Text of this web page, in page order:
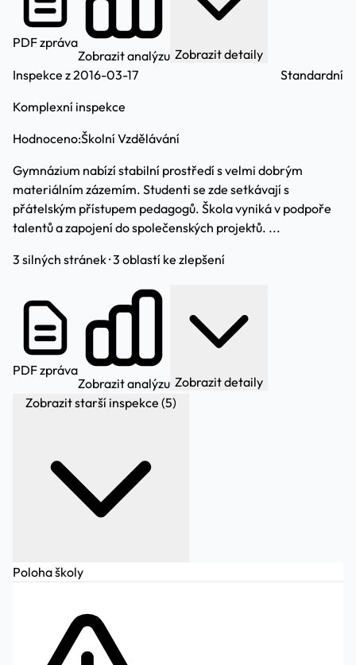
PDF zpráva
Zobrazit analýzu Zobrazit detaily
Inspekce z 2016-03-17
Komplexní inspekce
Standardní
Hodnoceno:Školní Vzdělávání
Gymnázium nabízí stabilní prostředí s velmi dobrým
materiálním zázemím. Studenti se zde setkávají s
přátelským přístupem pedagogů. Škola vyniká v podpoře
talentů a zapojení do společenských projektů. ...
3 silných stránek · 3 oblastí ke zlepšení
PDF zpráva
Zobrazit analýzu Zobrazit detaily
Zobrazit starší inspekce (5)
Poloha školy